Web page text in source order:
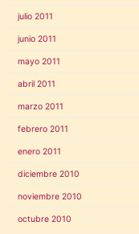
julio 2011
junio 2011
mayo 2011
abril 2011
marzo 2011
febrero 2011
enero 2011
diciembre 2010
noviembre 2010
octubre 2010